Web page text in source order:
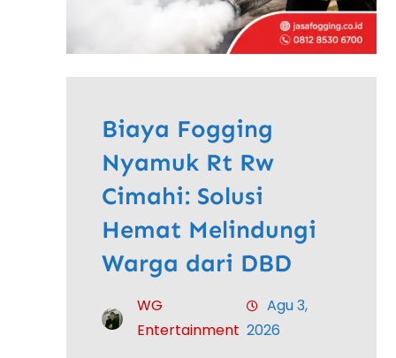
Biaya Fogging
Nyamuk Rt Rw
Cimahi: Solusi
Hemat Melindungi
Warga dari DBD
WG
Entertainment
Agu 3,
2026